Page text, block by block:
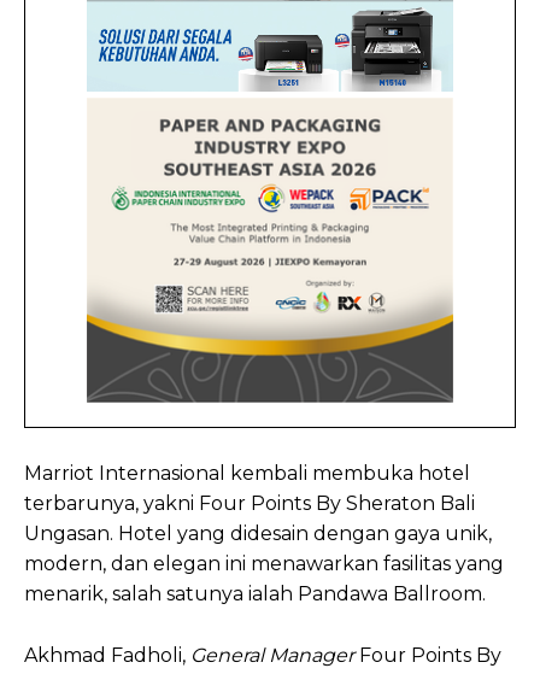
Marriot Internasional kembali membuka hotel
terbarunya, yakni Four Points By Sheraton Bali
Ungasan. Hotel yang didesain dengan gaya unik,
modern, dan elegan ini menawarkan fasilitas yang
menarik, salah satunya ialah Pandawa Ballroom.
Akhmad Fadholi, General ManagerFour Points By